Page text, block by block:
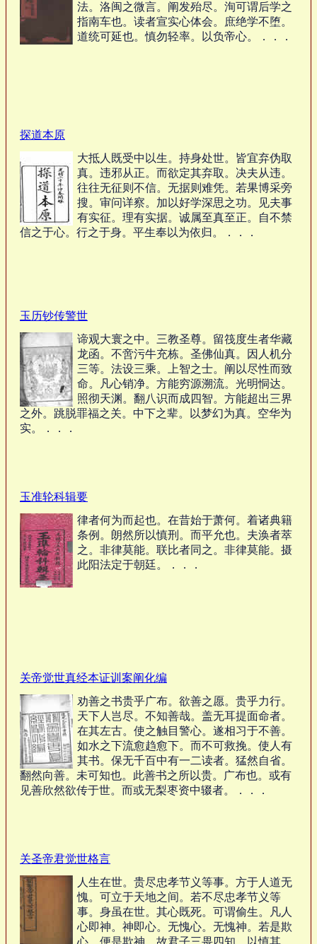
法。洛闽之微言。阐发殆尽。洵可谓后学之
指南车也。读者宣实心体会。庶绝学不堕。
道统可延也。慎勿轻率。以负帝心。．．．
探道本原
大抵人既受中以生。持身处世。皆宜弃伪取
真。违邪从正。而欲定其弃取。决夫从违。
往往无征则不信。无据则难凭。若果博采旁
搜。审问详察。加以好学深思之功。见夫事
有实征。理有实据。诚属至真至正。自不禁
信之于心。行之于身。平生奉以为依归。．．．
玉历钞传警世
谛观大寰之中。三教圣尊。留筏度生者华藏
龙函。不啻污牛充栋。圣佛仙真。因人机分
三等。法设三乘。上智之士。阐以尽性而致
命。凡心销净。方能穷源溯流。光明恫达。
照彻天渊。翻八识而成四智。方能超出三界
之外。跳脱罪福之关。中下之辈。以梦幻为真。空华为
实。．．．
玉准轮科辑要
律者何为而起也。在昔始于萧何。着诸典籍
条例。朗然所以慎刑。而平允也。夫涣者萃
之。非律莫能。联比者同之。非律莫能。摄
此阳法定于朝廷。．．．
关帝觉世真经本证训案阐化编
劝善之书贵乎广布。欲善之愿。贵乎力行。
天下人岂尽。不知善哉。盖无耳提面命者。
在其左古。使之触目警心。遂相习于不善。
如水之下流愈趋愈下。而不可救挽。使人有
其书。保无千百中有一二读者。猛然自省。
翻然向善。未可知也。此善书之所以贵。广布也。或有
见善欣然欲传于世。而或无梨枣资中辍者。．．．
关圣帝君觉世格言
人生在世。贵尽忠孝节义等事。方于人道无
愧。可立于天地之间。若不尽忠孝节义等
事。身虽在世。其心既死。可谓偷生。凡人
心即神。神即心。无愧心。无愧神。若是欺
心。便是欺神。故君子三畏四知。以慎其